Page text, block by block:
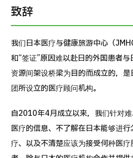
治療 治療
2026.01.12
致辞
我们日本医疗与健康旅游中心（
和“签证”原因难以赴日的外国患者
资源间架设桥梁为目的而成立的，
团所设立的医疗顾问机构。
自2010年4月成立以来，我们针对
医疗的信息、不了解在日本能够进
疗、以及不清楚应该为接受何种医